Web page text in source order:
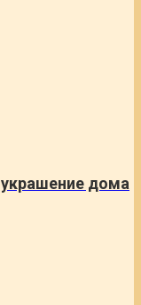
дома